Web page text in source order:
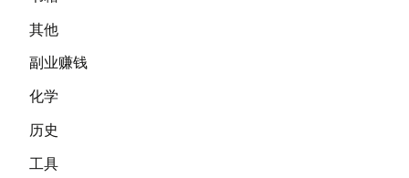
其他
副业赚钱
化学
历史
工具